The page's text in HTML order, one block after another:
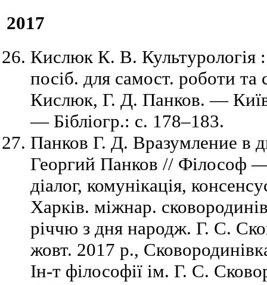
2017
Кислюк К. В. Культурологія :
посіб. для самост. роботи
Кислюк, Г. Д. Панков. —
— Бібліогр.: с. 178–183.
Панков Г. Д. Вразумление в
Георгий Панков // Філософ
діалог, комунікація,
Харків. міжнар.
річчю з дня народж. Г. С.
жовт. 2017 р.,
Ін-т філософії ім. Г. С.